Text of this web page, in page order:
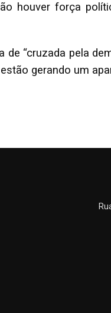
houver força
“cruzada pela
gerando um